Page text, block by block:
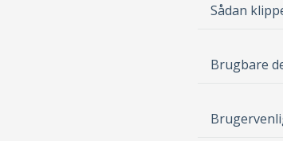
Sådan
Brugbare